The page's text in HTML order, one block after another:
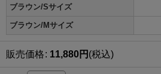
ブラウン/Sサイズ
ブラウン/Mサイズ
販売価格: 11,880円 (税込)